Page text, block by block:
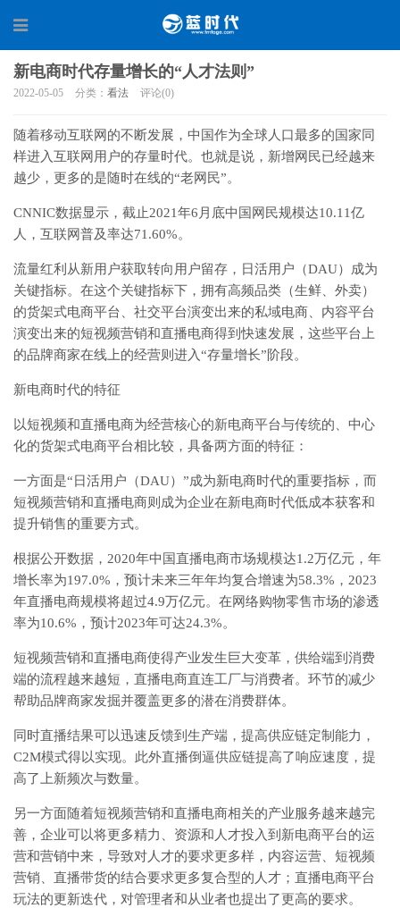
新电商时代存量增长的“人才法则”
2022-05-05 分类： 看法 评论(0)
随着移动互联网的不断发展，中国作为全球人口最多的国家同
样进入互联网用户的存量时代。也就是说，新增网民已经越来
越少，更多的是随时在线的“老网民”。
CNNIC数据显示，截止2021年6月底中国网民规模达10.11亿
人，互联网普及率达71.60%。
流量红利从新用户获取转向用户留存，日活用户（DAU）成为
关键指标。在这个关键指标下，拥有高频品类（生鲜、外卖）
的货架式电商平台、社交平台演变出来的私域电商、内容平台
演变出来的短视频营销和直播电商得到快速发展，这些平台上
的品牌商家在线上的经营则进入“存量增长”阶段。
新电商时代的特征
以短视频和直播电商为经营核心的新电商平台与传统的、中心
化的货架式电商平台相比较，具备两方面的特征：
一方面是“日活用户（DAU）”成为新电商时代的重要指标，而
短视频营销和直播电商则成为企业在新电商时代低成本获客和
提升销售的重要方式。
根据公开数据，2020年中国直播电商市场规模达1.2万亿元，年
增长率为197.0%，预计未来三年年均复合增速为58.3%，2023
年直播电商规模将超过4.9万亿元。在网络购物零售市场的渗透
率为10.6%，预计2023年可达24.3%。
短视频营销和直播电商使得产业发生巨大变革，供给端到消费
端的流程越来越短，直播电商直连工厂与消费者。环节的减少
帮助品牌商家发掘并覆盖更多的潜在消费群体。
同时直播结果可以迅速反馈到生产端，提高供应链定制能力，
C2M模式得以实现。此外直播倒逼供应链提高了响应速度，提
高了上新频次与数量。
另一方面随着短视频营销和直播电商相关的产业服务越来越完
善，企业可以将更多精力、资源和人才投入到新电商平台的运
营和营销中来，导致对人才的要求更多样，内容运营、短视频
营销、直播带货的结合要求更多复合型的人才；直播电商平台
玩法的更新迭代，对管理者和从业者也提出了更高的要求。